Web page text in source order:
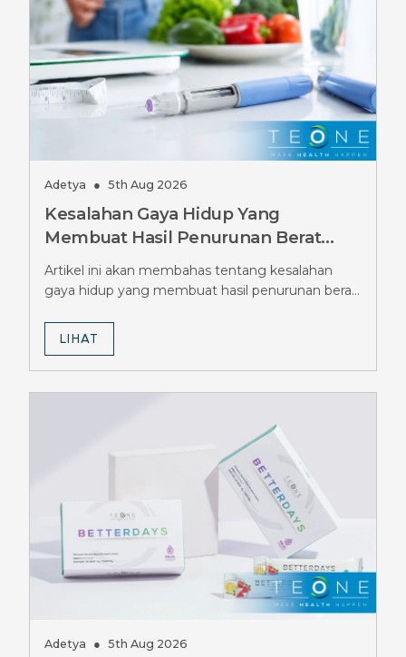
Adetya ● 5th Aug 2026
Kesalahan Gaya Hidup Yang
Membuat Hasil Penurunan Berat
Badan GLP-1 Terhambat, Wajib
Dihindari
Artikel ini akan membahas tentang kesalahan
gaya hidup yang membuat hasil penurunan berat
LIHAT
Adetya ● 5th Aug 2026